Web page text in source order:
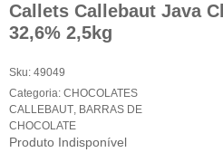
Callets Callebaut Java
32,6% 2,5kg
Sku: 49049
Categoria: CHOCOLATES
CALLEBAUT BARRAS DE
CHOCOLATE
Produto Indisponível